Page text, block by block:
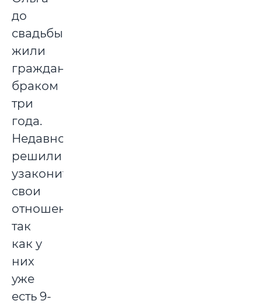
до
свадьбы
жили
гражданским
браком
три
года.
Недавно
решили
узаконить
свои
отношения,
так
как у
них
уже
есть 9-